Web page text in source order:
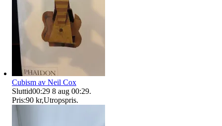
Cubism av Neil Cox
Sluttid00:29 8 aug 00:29.
Pris:90 kr,Utropspris.